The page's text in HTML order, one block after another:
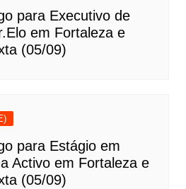
para Executivo de
em Fortaleza e
(05/09)
para Estágio em
Activo em Fortaleza e
(05/09)